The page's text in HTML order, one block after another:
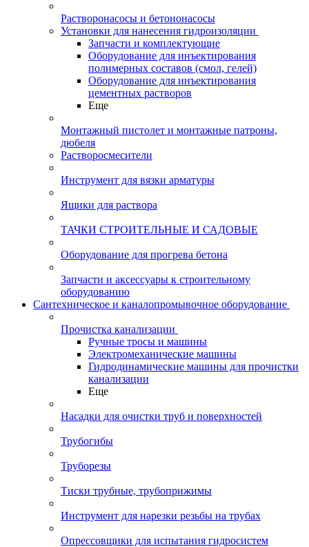
Растворонасосы и бетононасосы
Установки для нанесения гидроизоляции
Запчасти и комплектующие
Оборудование для инъектирования
полимерных составов (смол, гелей)
Оборудование для инъектирования
цементных растворов
Еще
Монтажный пистолет и монтажные патроны,
дюбеля
Растворосмесители
Инструмент для вязки арматуры
Ящики для раствора
ТАЧКИ СТРОИТЕЛЬНЫЕ И САДОВЫЕ
Оборудование для прогрева бетона
Запчасти и аксессуары к строительному
оборудованию
Сантехническое и каналопромывочное оборудование
Прочистка канализации
Ручные тросы и машины
Электромеханические машины
Гидродинамические машины для прочистки
канализации
Еще
Насадки для очистки труб и поверхностей
Трубогибы
Труборезы
Тиски трубные, трубоприжимы
Инструмент для нарезки резьбы на трубах
Опрессовщики для испытания гидросистем